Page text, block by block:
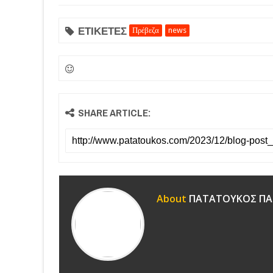
ΕΤΙΚΕΤΕΣ Πρέβεζα news
SHARE ARTICLE:
About ΠΑΤΑΤΟΥΚΟΣ